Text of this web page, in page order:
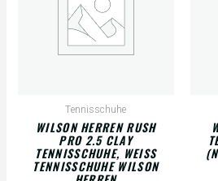
Tennisschuhe
WILSON HERREN RUSH
PRO 2.5 CLAY
TENNISSCHUHE, WEISS T
ENNISSCHUHE WILSON H